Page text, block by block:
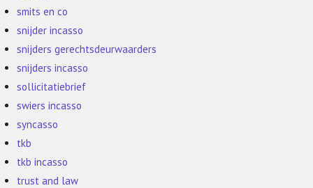
smits en co
snijder incasso
snijders gerechtsdeurwaarders
snijders incasso
sollicitatiebrief
swiers incasso
syncasso
tkb
tkb incasso
trust and law